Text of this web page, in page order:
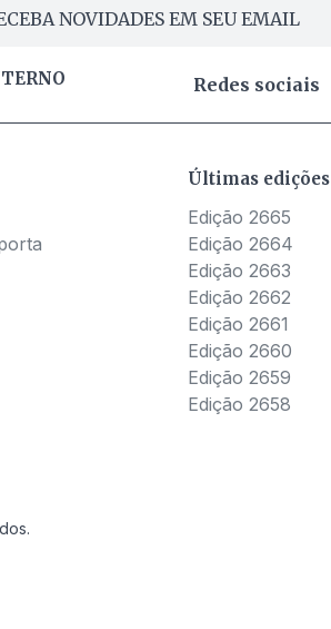
NOVIDADES EM SEU EMAIL
Redes sociais
Últimas edições
Edição 2665
Edição 2664
Edição 2663
Edição 2662
Edição 2661
Edição 2660
Edição 2659
Edição 2658